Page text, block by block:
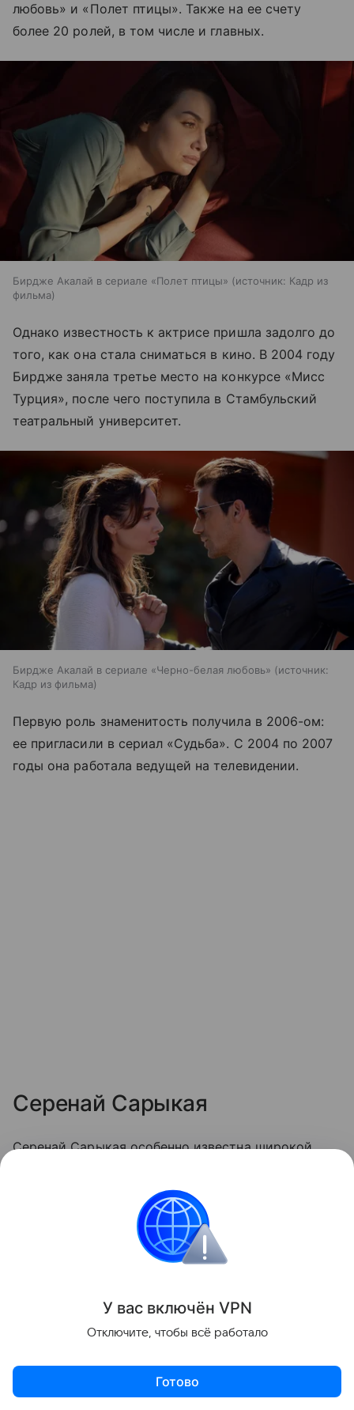
любовь» и «Полет птицы». Также на ее счету
более 20 ролей, в том числе и главных.
Бирдже Акалай в сериале «Полет птицы» источник: Кадр из
фильма
Однако известность к актрисе пришла задолго до
того, как она стала сниматься в кино. В 2004 году
Бирдже заняла третье место на конкурсе «Мисс
Турция», после чего поступила в Стамбульский
театральный университет.
Бирдже Акалай в сериале «Черно-белая любовь»
источник:
Кадр из фильма
Первую роль знаменитость получила в 2006-ом:
ее пригласили в сериал «Судьба». С 2004 по 2007
годы она работала ведущей на телевидении.
Серенай Сарыкая
Серенай Сарыкая особенно известна широкой
«Спасибо, следующий» и «Семья», которые вышли
в прокат в этом году. При этом ее первая
киноработа состоялась еще в 2006-ом, когда
девушку пригласили сняться в эпизодах фильма
У вас включён VPN
Отключите, чтобы всё работало
Готово